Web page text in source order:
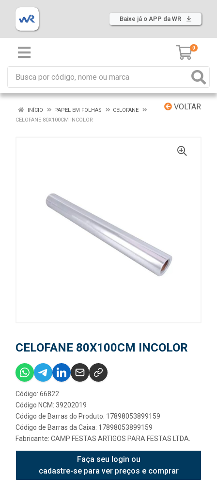
Baixe já o APP da WR
0
VOLTAR
INÍCIO PAPEL EM FOLHAS
CELOFANE
CELOFANE 80X100CM INCOLOR
CELOFANE 80X100CM INCOLOR
Código: 66822
Código NCM: 39202019
Código de Barras do Produto: 17898053899159
Código de Barras da Caixa: 17898053899159
Fabricante: CAMP FESTAS ARTIGOS PARA FESTAS LTDA.
Faça seu login ou
cadastre-se para ver preços e comprar